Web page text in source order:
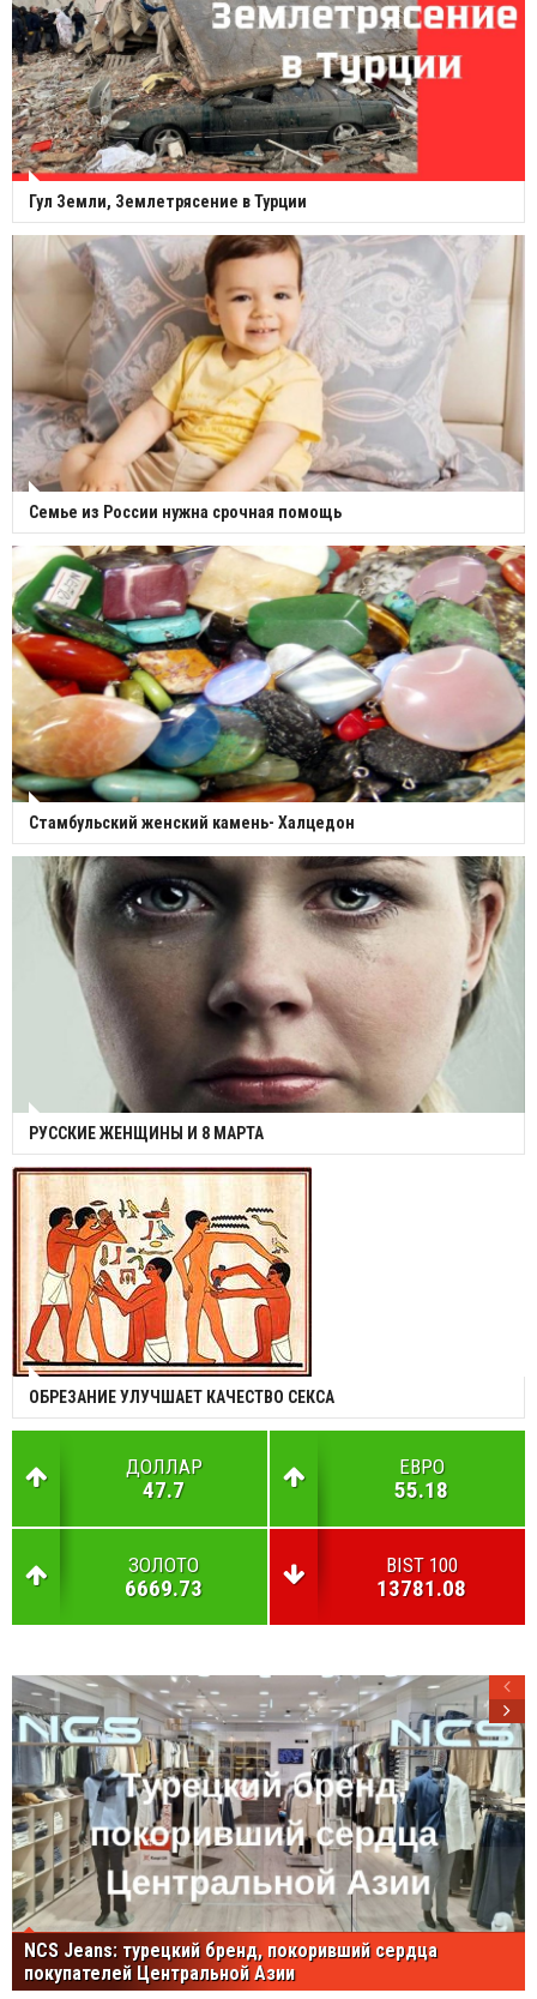
Гул Земли, Землетрясение в Турции
Семье из России нужна срочная помощь
Стамбульский женский камень- Халцедон
РУССКИЕ ЖЕНЩИНЫ И 8 МАРТА
ОБРЕЗАНИЕ УЛУЧШАЕТ КАЧЕСТВО СЕКСА
ДОЛЛАР
47.7
ЕВРО
55.18
ЗОЛОТО
6669.73
BIST 100
13781.08
NCS Jeans: турецкий бренд, покоривший сердца
покупателей Центральной Азии